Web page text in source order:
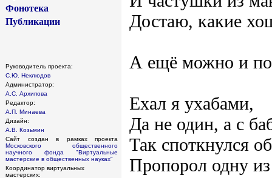
Фонотека
Публикации
Руководитель проекта:
С.Ю. Неклюдов
Администратор:
А.С. Архипова
Редактор:
А.П. Минаева
Дизайн:
А.В. Козьмин
Сайт создан в рамках проекта
Московского общественного
научного фонда
"Виртуальные
мастерские в общественных науках"
Координатор виртуальных
мастерских:
Достаю, какие
А ещё можно и
Ехал я ухабами,
Да не один, а с
Так споткнулся
Пропорол одну